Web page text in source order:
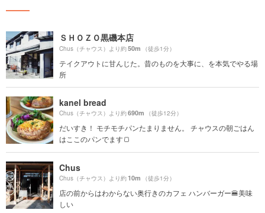
ＳＨＯＺＯ黒磯本店
Chus（チャウス）より約50m （徒歩1分）
テイクアウトに甘んじた。昔のものを大事に、を本気でやる場
所
kanel bread
Chus（チャウス）より約690m （徒歩12分）
だいすき！ モチモチパンたまりません。 チャウスの朝ごはん
はここのパンでます🍞
Chus
Chus（チャウス）より約10m （徒歩1分）
店の前からはわからない奥行きのカフェ ハンバーガー🍔美味
しい